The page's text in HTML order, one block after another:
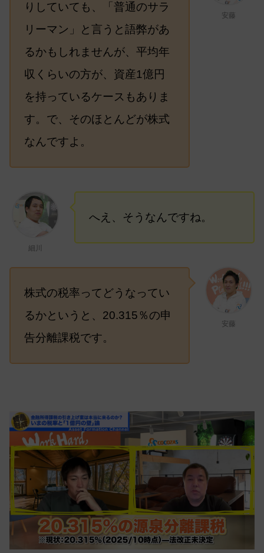
安藤
りしていても、「普通のサラ
リーマン」と言うと語弊があ
るかもしれませんが、平均年
収くらいの方が、資産1億円
を持っているケースもありま
す。で、そのほとんどが株式
なんですよ。
細川
へえ、そうなんですね。
安藤
株式の税率ってどうなってい
るかというと、20.315％の申
告分離課税です。